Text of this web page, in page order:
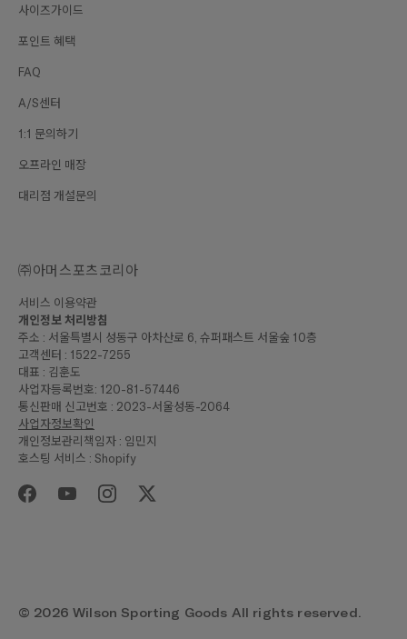
합계
사이즈가이드
포인트 혜택
FAQ
A/S센터
1:1 문의하기
오프라인 매장
대리점 개설문의
㈜아머스포츠코리아
서비스 이용약관
개인정보 처리방침
주소 : 서울특별시 성동구 아차산로 6, 슈퍼패스트 서울숲 10층
고객센터 : 1522-7255
대표 : 김훈도
사업자등록번호: 120-81-57446
통신판매 신고번호 : 2023-서울성동-2064
사업자정보확인
개인정보관리책임자 : 임민지
호스팅 서비스 : Shopify
© 2026 Wilson Sporting Goods All rights reserved.